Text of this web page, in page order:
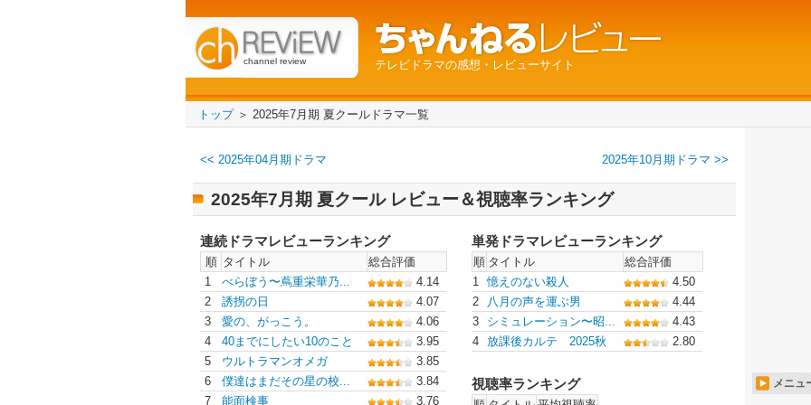
channel review テレビドラマの感想・レビューサイト
トップ＞ 2025年7月期 夏クールドラマ一覧
<< 2025年04月期ドラマ 2025年10月期ドラマ >>
2025年7月期 夏クール レビュー＆視聴率ランキング
連続ドラマレビューランキング
順 タイトル
総合評価
1
べらぼう〜蔦重栄華乃...
4.14
2
誘拐の日
4.07
3
愛の、がっこう。
4.06
4
40までにしたい10のこと
3.95
5
ウルトラマンオメガ
3.85
6
僕達はまだその星の校...
3.84
7
能面検事
3.76
単発ドラマレビューランキング
順 タイトル
総合評価
1 憶えのない殺人
4.50
2
八月の声を運ぶ男
4.44
3
シミュレーション〜昭...
4.43
4 放課後カルテ 2025秋 2.80
視聴率ランキング メニュ